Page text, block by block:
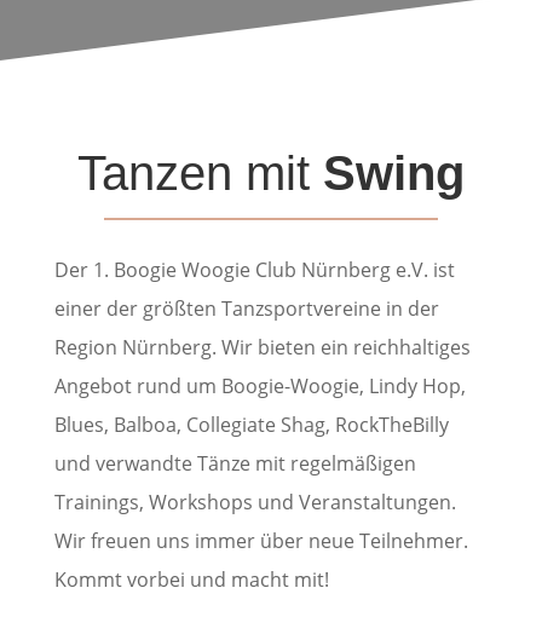
Tanzen mit Swing
Der 1. Boogie Woogie Club Nürnberg e.V. ist
einer der größten Tanzsportvereine in der
Region Nürnberg. Wir bieten ein reichhaltiges
Angebot rund um Boogie-Woogie, Lindy Hop,
Blues, Balboa, Collegiate Shag, RockTheBilly
und verwandte Tänze mit regelmäßigen
Trainings, Workshops und Veranstaltungen.
Wir freuen uns immer über neue Teilnehmer.
Kommt vorbei und macht mit!
Mit
Laden
Videos